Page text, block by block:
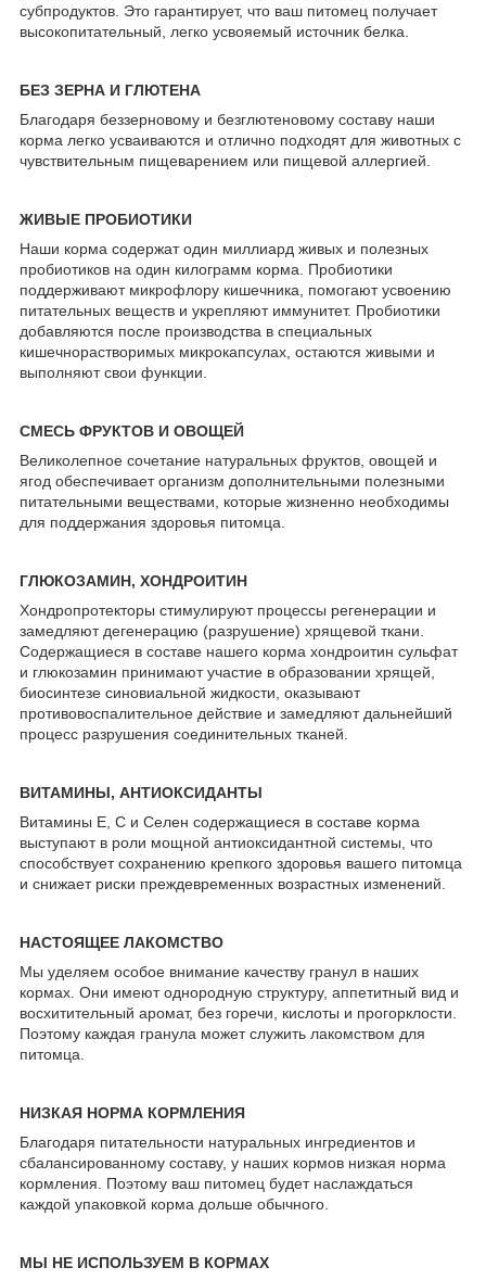
субпродуктов. Это гарантирует, что ваш питомец получает
высокопитательный, легко усвояемый источник белка.
БЕЗ ЗЕРНА И ГЛЮТЕНА
Благодаря беззерновому и безглютеновому составу наши
корма легко усваиваются и отлично подходят для животных с
чувствительным пищеварением или пищевой аллергией.
ЖИВЫЕ ПРОБИОТИКИ
Наши корма содержат один миллиард живых и полезных
пробиотиков на один килограмм корма. Пробиотики
поддерживают микрофлору кишечника, помогают усвоению
питательных веществ и укрепляют иммунитет. Пробиотики
добавляются после производства в специальных
кишечнорастворимых микрокапсулах, остаются живыми и
выполняют свои функции.
СМЕСЬ ФРУКТОВ И ОВОЩЕЙ
Великолепное сочетание натуральных фруктов, овощей и
ягод обеспечивает организм дополнительными полезными
питательными веществами, которые жизненно необходимы
для поддержания здоровья питомца.
ГЛЮКОЗАМИН, ХОНДРОИТИН
Хондропротекторы стимулируют процессы регенерации и
замедляют дегенерацию (разрушение) хрящевой ткани.
Содержащиеся в составе нашего корма хондроитин сульфат
и глюкозамин принимают участие в образовании хрящей,
биосинтезе синовиальной жидкости, оказывают
противовоспалительное действие и замедляют дальнейший
процесс разрушения соединительных тканей.
ВИТАМИНЫ, АНТИОКСИДАНТЫ
Витамины Е, С и Селен содержащиеся в составе корма
выступают в роли мощной антиоксидантной системы, что
способствует сохранению крепкого здоровья вашего питомца
и снижает риски преждевременных возрастных изменений.
НАСТОЯЩЕЕ ЛАКОМСТВО
Мы уделяем особое внимание качеству гранул в наших
кормах. Они имеют однородную структуру, аппетитный вид и
восхитительный аромат, без горечи, кислоты и прогорклости.
Поэтому каждая гранула может служить лакомством для
питомца.
НИЗКАЯ НОРМА КОРМЛЕНИЯ
Благодаря питательности натуральных ингредиентов и
сбалансированному составу, у наших кормов низкая норма
кормления. Поэтому ваш питомец будет наслаждаться
каждой упаковкой корма дольше обычного.
МЫ НЕ ИСПОЛЬЗУЕМ В КОРМАХ